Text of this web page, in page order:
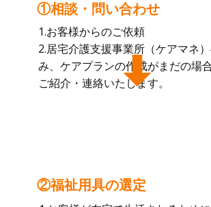
1.お客様からのご依頼
2.居宅介護支援事業所（ケアマネ
み、ケアプランの作成がまだの場
ご紹介・連絡いたします。
①相談・問い合わせ
②福祉用具の選定